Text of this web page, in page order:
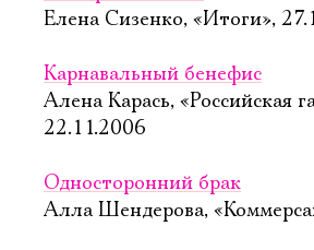
Елена Сизенко, «Итоги»,
Карнавальный бенефис
Алена Карась, «Российская
22.11.2006
Односторонний брак
Алла Шендерова,